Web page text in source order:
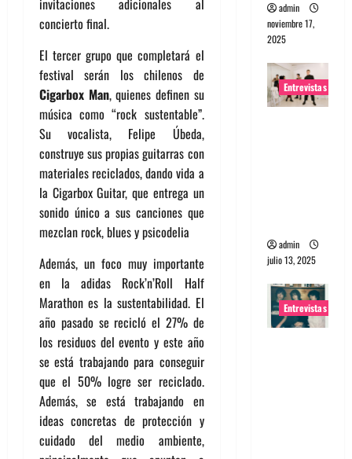
invitaciones adicionales al
concierto final.
El tercer grupo que completará el
festival serán los chilenos de
Cigarbox Man, quienes definen su
música como “rock sustentable”.
Su vocalista, Felipe Úbeda,
construye sus propias guitarras con
materiales reciclados, dando vida a
la Cigarbox Guitar, que entrega un
sonido único a sus canciones que
mezclan rock, blues y psicodelia
Además, un foco muy importante
en la adidas Rock’n’Roll Half
Marathon es la sustentabilidad. El
año pasado se recicló el 27% de
los residuos del evento y este año
se está trabajando para conseguir
que el 50% logre ser reciclado.
Además, se está trabajando en
ideas concretas de protección y
cuidado del medio ambiente,
admin
noviembre 17,
2025
Entrevistas
admin
julio 13, 2025
Entrevistas